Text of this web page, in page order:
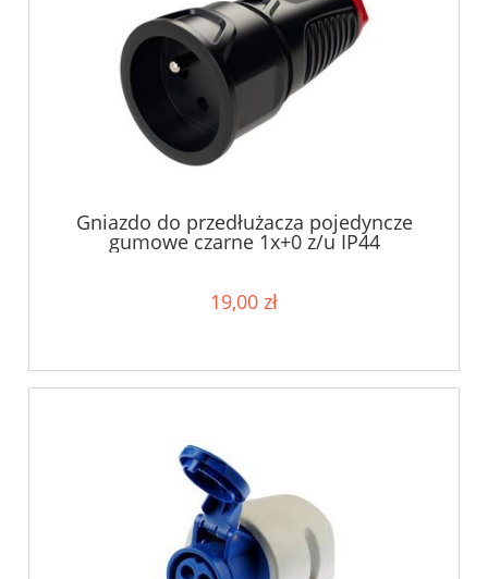
Gniazdo do przedłużacza pojedyncze
gumowe czarne 1x+0 z/u IP44
19,00 zł